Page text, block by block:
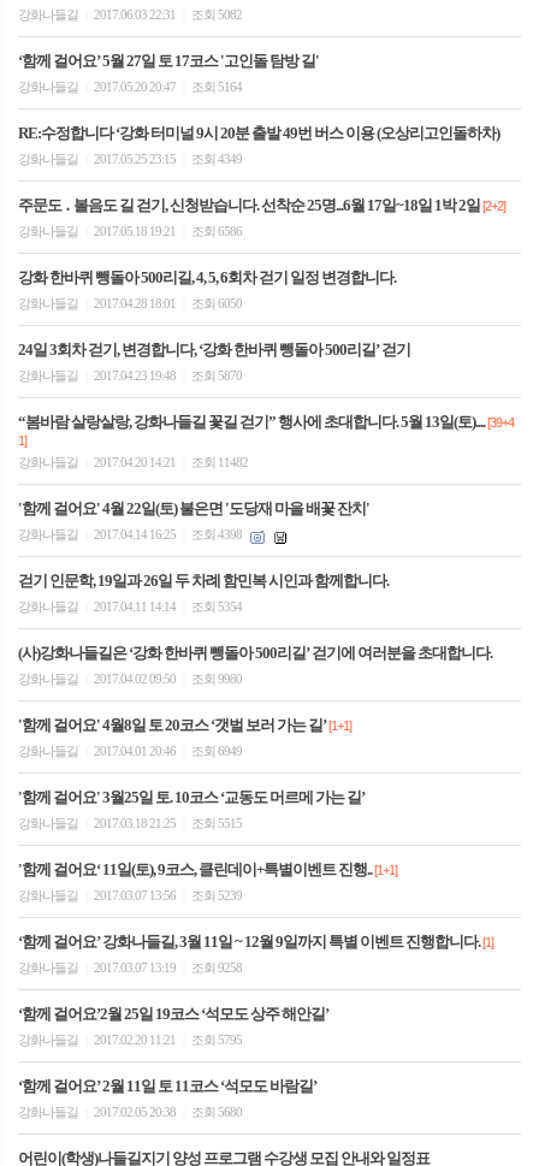
강화나들길
2017.06.03 22:31 조회 5082
‘함께 걸어요’ 5월 27일 토 17코스 '고인돌 탐방 길'
강화나들길 2017.05.20 20:47 조회 5164
RE:수정합니다 ‘강화 터미널 9시 20분 출발 49번 버스 이용 (오상리고인돌하차)
강화나들길 2017.05.25 23:15 조회 4349
주문도 ․ 볼음도 길 걷기, 신청받습니다. 선착순 25명...6월 17일~18일 1박 2일[2+2]
강화나들길
2017.05.18 19:21 조회 6586
강화 한바퀴 뺑돌아 500리길, 4, 5, 6회차 걷기 일정 변경합니다.
강화나들길 2017.04.28 18:01 조회 6050
24일 3회차 걷기, 변경합니다, ‘강화 한바퀴 뺑돌아 500리길’ 걷기
강화나들길 2017.04.23 19:48 조회 5870
“봄바람 살랑살랑, 강화나들길 꽃길 걷기” 행사에 초대합니다. 5월 13일(토)....[39+4
1]
강화나들길
2017.04.20 14:21 조회 11482
'함께 걸어요' 4월 22일(토) 불은면 '도당재 마을 배꽃 잔치'
강화나들길 2017.04.14 16:25 조회 4398
걷기 인문학, 19일과 26일 두 차례 함민복 시인과 함께합니다.
강화나들길 2017.04.11 14:14 조회 5354
(사)강화나들길은 ‘강화 한바퀴 뺑돌아 500리길’ 걷기에 여러분을 초대합니다.
강화나들길 2017.04.02 09:50 조회 9980
'함께 걸어요' 4월8일 토 20코스 ‘갯벌 보러 가는 길’[1+1]
강화나들길
2017.04.01 20:46 조회 6949
'함께 걸어요' 3월25일 토. 10코스 ‘교동도 머르메 가는 길’
강화나들길 2017.03.18 21:25 조회 5515
'함께 걸어요‘ 11일(토), 9코스, 클린데이+특별이벤트 진행..[1+1]
강화나들길
2017.03.07 13:56 조회 5239
‘함께 걸어요’ 강화나들길, 3월 11일 ~ 12월 9일까지 특별 이벤트 진행합니다.[1]
강화나들길
2017.03.07 13:19 조회 9258
‘함께 걸어요’2월 25일 19코스 ‘석모도 상주 해안길’
강화나들길 2017.02.20 11:21 조회 5795
‘함께 걸어요’ 2월 11일 토 11코스 ‘석모도 바람길’
강화나들길 2017.02.05 20:38 조회 5680
어린이(학생)나들길지기 양성 프로그램 수강생 모집 안내와 일정표